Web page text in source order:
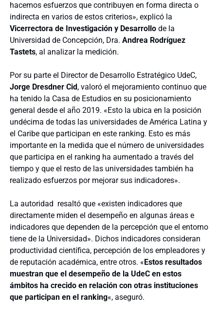
hacemos esfuerzos que contribuyen en forma directa o
indirecta en varios de estos criterios», explicó la
Vicerrectora de Investigación y Desarrollo de la
Universidad de Concepción, Dra. Andrea Rodríguez
Tastets, al analizar la medición.
Por su parte el Director de Desarrollo Estratégico UdeC,
Jorge Dresdner Cid, valoró el mejoramiento continuo que
ha tenido la Casa de Estudios en su posicionamiento
general desde el año 2019. «Esto la ubica en la posición
undécima de todas las universidades de América Latina y
el Caribe que participan en este ranking. Esto es más
importante en la medida que el número de universidades
que participa en el ranking ha aumentado a través del
tiempo y que el resto de las universidades también ha
realizado esfuerzos por mejorar sus indicadores».
La autoridad resaltó que «existen indicadores que
directamente miden el desempeño en algunas áreas e
indicadores que dependen de la percepción que el entorno
tiene de la Universidad». Dichos indicadores consideran
productividad científica, percepción de los empleadores y
de reputación académica, entre otros. «Estos resultados
muestran que el desempeño de la UdeC en estos
ámbitos ha crecido en relación con otras instituciones
que participan en el ranking«, aseguró.